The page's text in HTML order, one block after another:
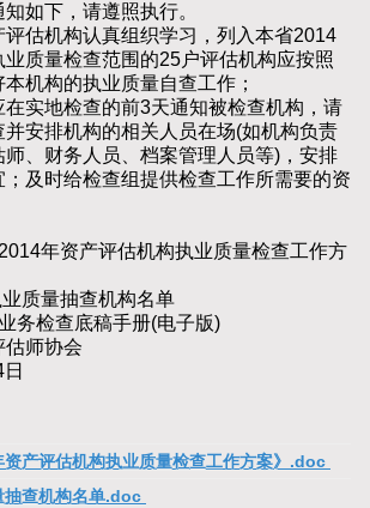
如下，请遵照执行。
机构认真组织学习，列入本省2014
质量检查范围的25户评估机构应按照
本机构的执业质量自查工作；
地检查的前3天通知被检查机构，请
安排机构的相关人员在场(如机构负责
师、财务人员、档案管理人员等)，安排
及时给检查组提供检查工作所需要的资
年资产评估机构执业质量检查工作方
量抽查机构名单
检查底稿手册(电子版)
师协会
产评估机构执业质量检查工作方案》.doc
抽查机构名单.doc